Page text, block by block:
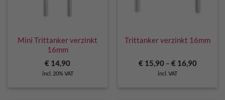
Mini Trittanker verzinkt
16mm
€ 14,90
incl. 20% VAT
Trittanker verzinkt 16mm
€15,90– €16,90
incl. VAT